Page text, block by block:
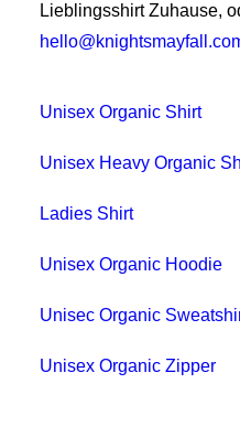
Lieblingsshirt Zuhause,
Unisex Organic Shirt
Unisex Heavy Organic
Ladies Shirt
Unisex Organic Hoodie
Unisec Organic
Unisex Organic Zipper